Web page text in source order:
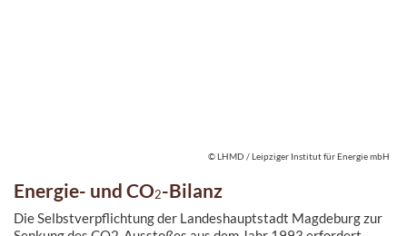
Energie- und CO2-Bilanz
Die Selbstverpflichtung der Landeshauptstadt Magdeburg zur
© LHMD / Leipziger Institut für Energie mbH